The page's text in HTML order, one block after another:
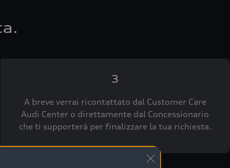
3
A breve verrai ricontattato dal Customer Care
Audi Center o direttamente dal Concessionario
che ti supporterà per finalizzare la tua richiesta.